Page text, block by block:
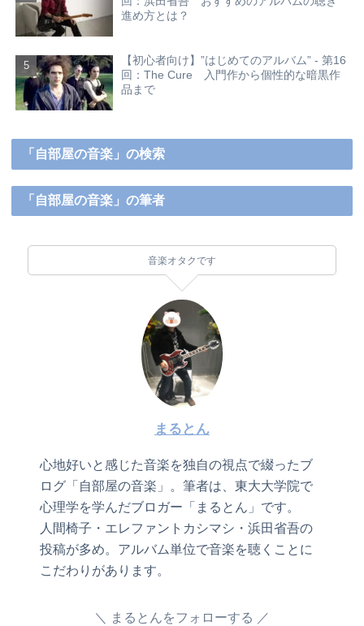
進め方とは？
【初心者向け】”はじめてのアルバム” - 第16
回：The Cure 入門作から個性的な暗黒作
品まで
「自部屋の音楽」の検索
「自部屋の音楽」の筆者
音楽オタクです
まるとん
心地好いと感じた音楽を独自の視点で綴ったブ
ログ「自部屋の音楽」。筆者は、東大大学院で
心理学を学んだブロガー「まるとん」です。
人間椅子・エレファントカシマシ・浜田省吾の
投稿が多め。アルバム単位で音楽を聴くことに
こだわりがあります。
まるとんをフォローする